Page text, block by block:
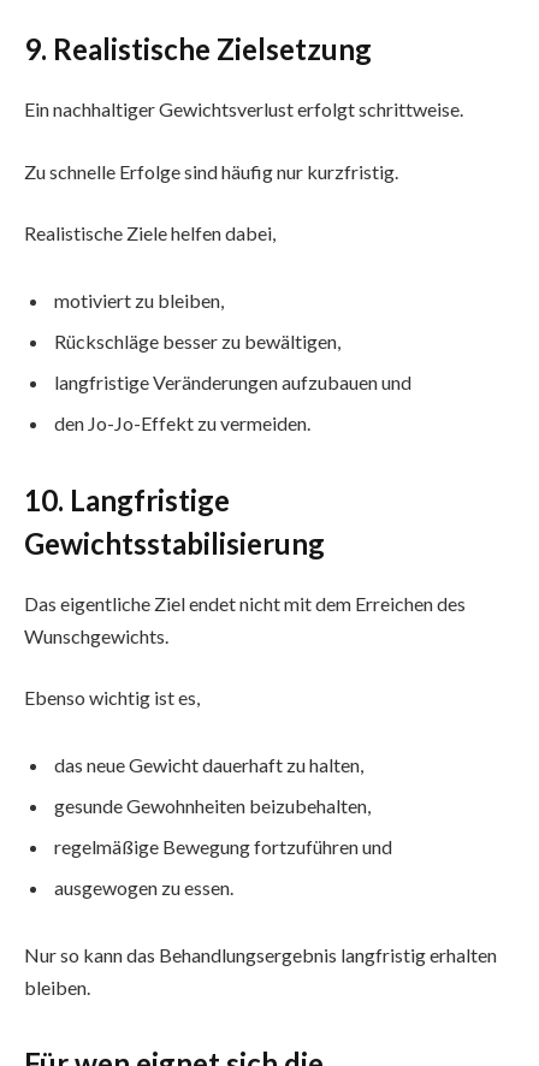
9. Realistische Zielsetzung
Ein nachhaltiger Gewichtsverlust erfolgt schrittweise.
Zu schnelle Erfolge sind häufig nur kurzfristig.
Realistische Ziele helfen dabei,
motiviert zu bleiben,
Rückschläge besser zu bewältigen,
langfristige Veränderungen aufzubauen und
den Jo-Jo-Effekt zu vermeiden.
10. Langfristige
Gewichtsstabilisierung
Das eigentliche Ziel endet nicht mit dem Erreichen des
Wunschgewichts.
Ebenso wichtig ist es,
das neue Gewicht dauerhaft zu halten,
gesunde Gewohnheiten beizubehalten,
regelmäßige Bewegung fortzuführen und
ausgewogen zu essen.
Nur so kann das Behandlungsergebnis langfristig erhalten
bleiben.